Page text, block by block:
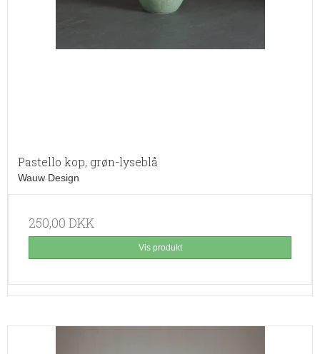
Pastello kop, grøn-lyseblå
Wauw Design
250,00 DKK
Vis produkt